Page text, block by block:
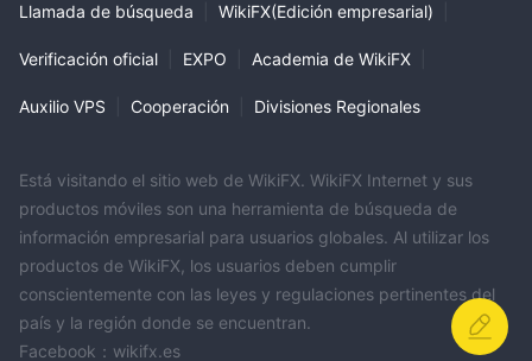
Llamada de búsqueda WikiFX(Edición empresarial)
Verificación oficial EXPO Academia de WikiFX
Auxilio VPS Cooperación Divisiones Regionales
Está visitando el sitio web de WikiFX. WikiFX Internet y sus
productos móviles son una herramienta de búsqueda de
información empresarial para usuarios globales. Al utilizar los
productos de WikiFX, los usuarios deben cumplir
conscientemente con las leyes y regulaciones pertinentes del
país y la región donde se encuentran.
Facebook：wikifx.es